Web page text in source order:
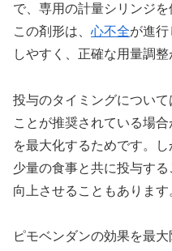
で、専用の計量シリンジを
この剤形は、 心不全が進
しやすく、正確な用量調
投与のタイミングについ
ことが推奨されている場
を最大化するためです。
少量の食事と共に投与す
向上させることもあります
ピモベンダンの効果を最